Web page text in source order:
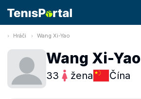
Hráči Wang Xi-Yao
Wang Xi-Yao
33 žena Čína